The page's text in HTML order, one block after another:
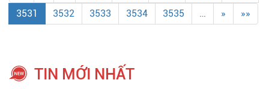
3531
3532 3533 3534 3535 … » »»
TIN MỚI NHẤT